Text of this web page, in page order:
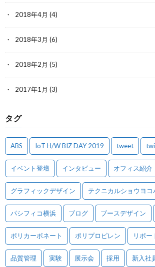
2018年4月 (4)
2018年3月 (6)
2018年2月 (5)
2017年1月 (3)
タグ
ABS IoT H/W BIZ DAY 2019 tweet
イベント登壇 インタビュー オフィス紹介
グラフィックデザイン テクニカルショウヨコ
パシフィコ横浜 ブログ ブースデザイン
ポリカーボネート ポリプロピレン リポー
品質管理 実験 展示会 採用 新入社